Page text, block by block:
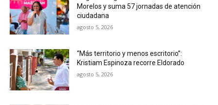
Morelos y suma 57 jornadas de atención
ciudadana
agosto 5, 2026
“Más territorio y menos escritorio”:
Kristiam Espinoza recorre Eldorado
agosto 5, 2026